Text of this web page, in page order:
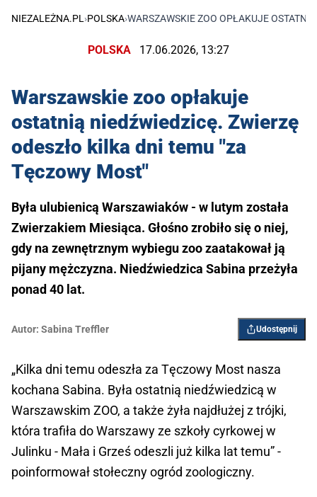
NIEZALEŻNA.PL ›POLSKA›WARSZAWSKIE ZOO OPŁAKUJE
POLSKA 17.06.2026, 13:27
Warszawskie zoo opłakuje
ostatnią niedźwiedzicę. Zwierzę
odeszło kilka dni temu "za
Tęczowy Most"
Była ulubienicą Warszawiaków - w lutym została
Zwierzakiem Miesiąca. Głośno zrobiło się o niej,
gdy na zewnętrznym wybiegu zoo zaatakował ją
pijany mężczyzna. Niedźwiedzica Sabina przeżyła
ponad 40 lat.
Autor: Sabina Treffler Udostępnij
„Kilka dni temu odeszła za Tęczowy Most nasza
kochana Sabina. Była ostatnią niedźwiedzicą w
Warszawskim ZOO, a także żyła najdłużej z trójki,
która trafiła do Warszawy ze szkoły cyrkowej w
Julinku - Mała i Grześ odeszli już kilka lat temu” -
poinformował stołeczny ogród zoologiczny.